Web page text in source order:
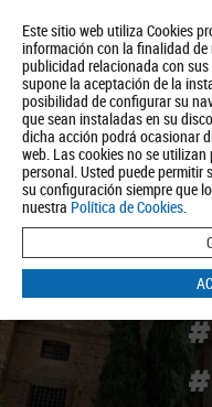
Este sitio web utiliza Cookies
información con la finalidad
publicidad relacionada con
supone la aceptación de la
posibilidad de configurar su
que sean instaladas en su
dicha acción podrá ocasionar
web. Las cookies no se
personal. Usted puede permitir
su configuración siempre que
nuestra Política de Cookies.
Quiénes somos